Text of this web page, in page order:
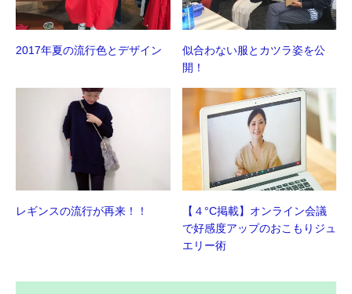
2017年夏の流行色とデザイン
似合わない服とカツラ姿を公
開！
レギンスの流行が再来！！
【４°C掲載】オンライン会議
で好感度アップのおこもりジュ
エリー術